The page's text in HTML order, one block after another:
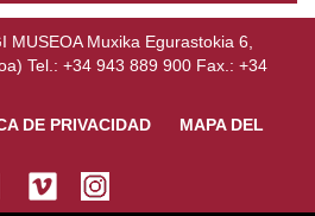
MUSEOA Muxika Egurastokia 6,
Tel.: +34 943 889 900 Fax.: +34
DE PRIVACIDAD
MAPA DEL